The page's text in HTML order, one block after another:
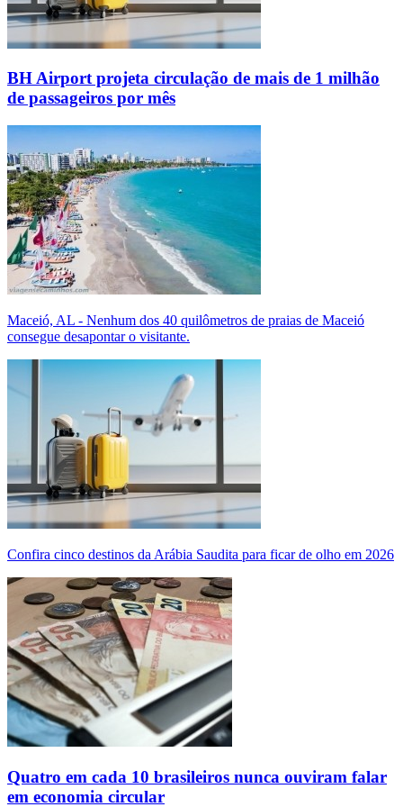
BH Airport projeta circulação de mais de 1 milhão
de passageiros por mês
Maceió, AL - Nenhum dos 40 quilômetros de praias de Maceió
consegue desapontar o visitante.
Confira cinco destinos da Arábia Saudita para ficar de olho em 2026
Quatro em cada 10 brasileiros nunca ouviram falar
em economia circular